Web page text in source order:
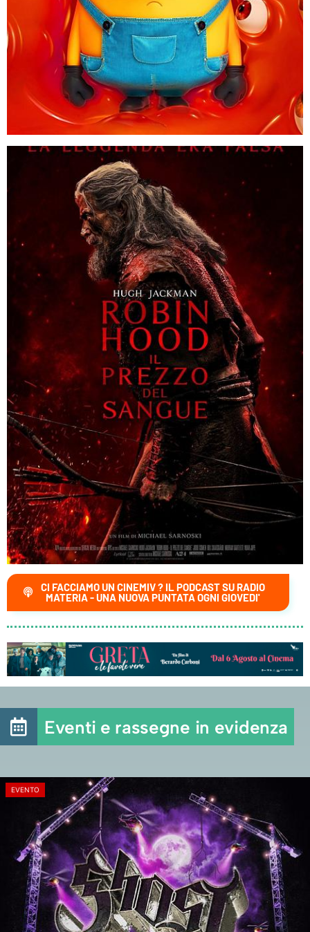
CI FACCIAMO UN CINEMIV ? IL PODCAST SU RADIO
MATERIA - UNA NUOVA PUNTATA OGNI GIOVEDI'
Eventi e rassegne in evidenza
EVENTO